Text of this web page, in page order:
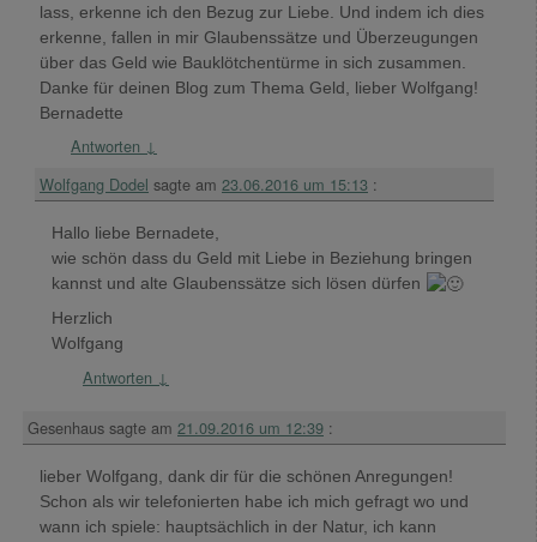
lass, erkenne ich den Bezug zur Liebe. Und indem ich dies
erkenne, fallen in mir Glaubenssätze und Überzeugungen
über das Geld wie Bauklötchentürme in sich zusammen.
Danke für deinen Blog zum Thema Geld, lieber Wolfgang!
Bernadette
Antworten ↓
Wolfgang Dodel sagte am 23.06.2016 um 15:13 :
Hallo liebe Bernadete,
wie schön dass du Geld mit Liebe in Beziehung bringen
kannst und alte Glaubenssätze sich lösen dürfen
Herzlich
Wolfgang
Antworten ↓
Gesenhaus sagte am 21.09.2016 um 12:39 :
lieber Wolfgang, dank dir für die schönen Anregungen!
Schon als wir telefonierten habe ich mich gefragt wo und
wann ich spiele: hauptsächlich in der Natur, ich kann